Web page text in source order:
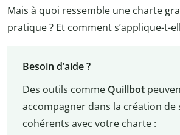
Mais à quoi ressemble une charte
pratique ? Et comment s’applique-t-
Besoin d’aide ?
Des outils comme Quillbot
accompagner dans la création de
cohérents avec votre charte :